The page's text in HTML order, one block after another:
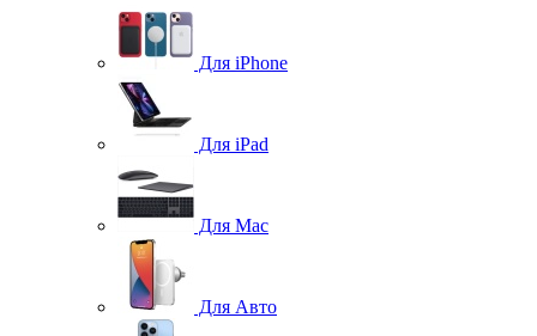
Для iPhone
Для iPad
Для Mac
Для Авто